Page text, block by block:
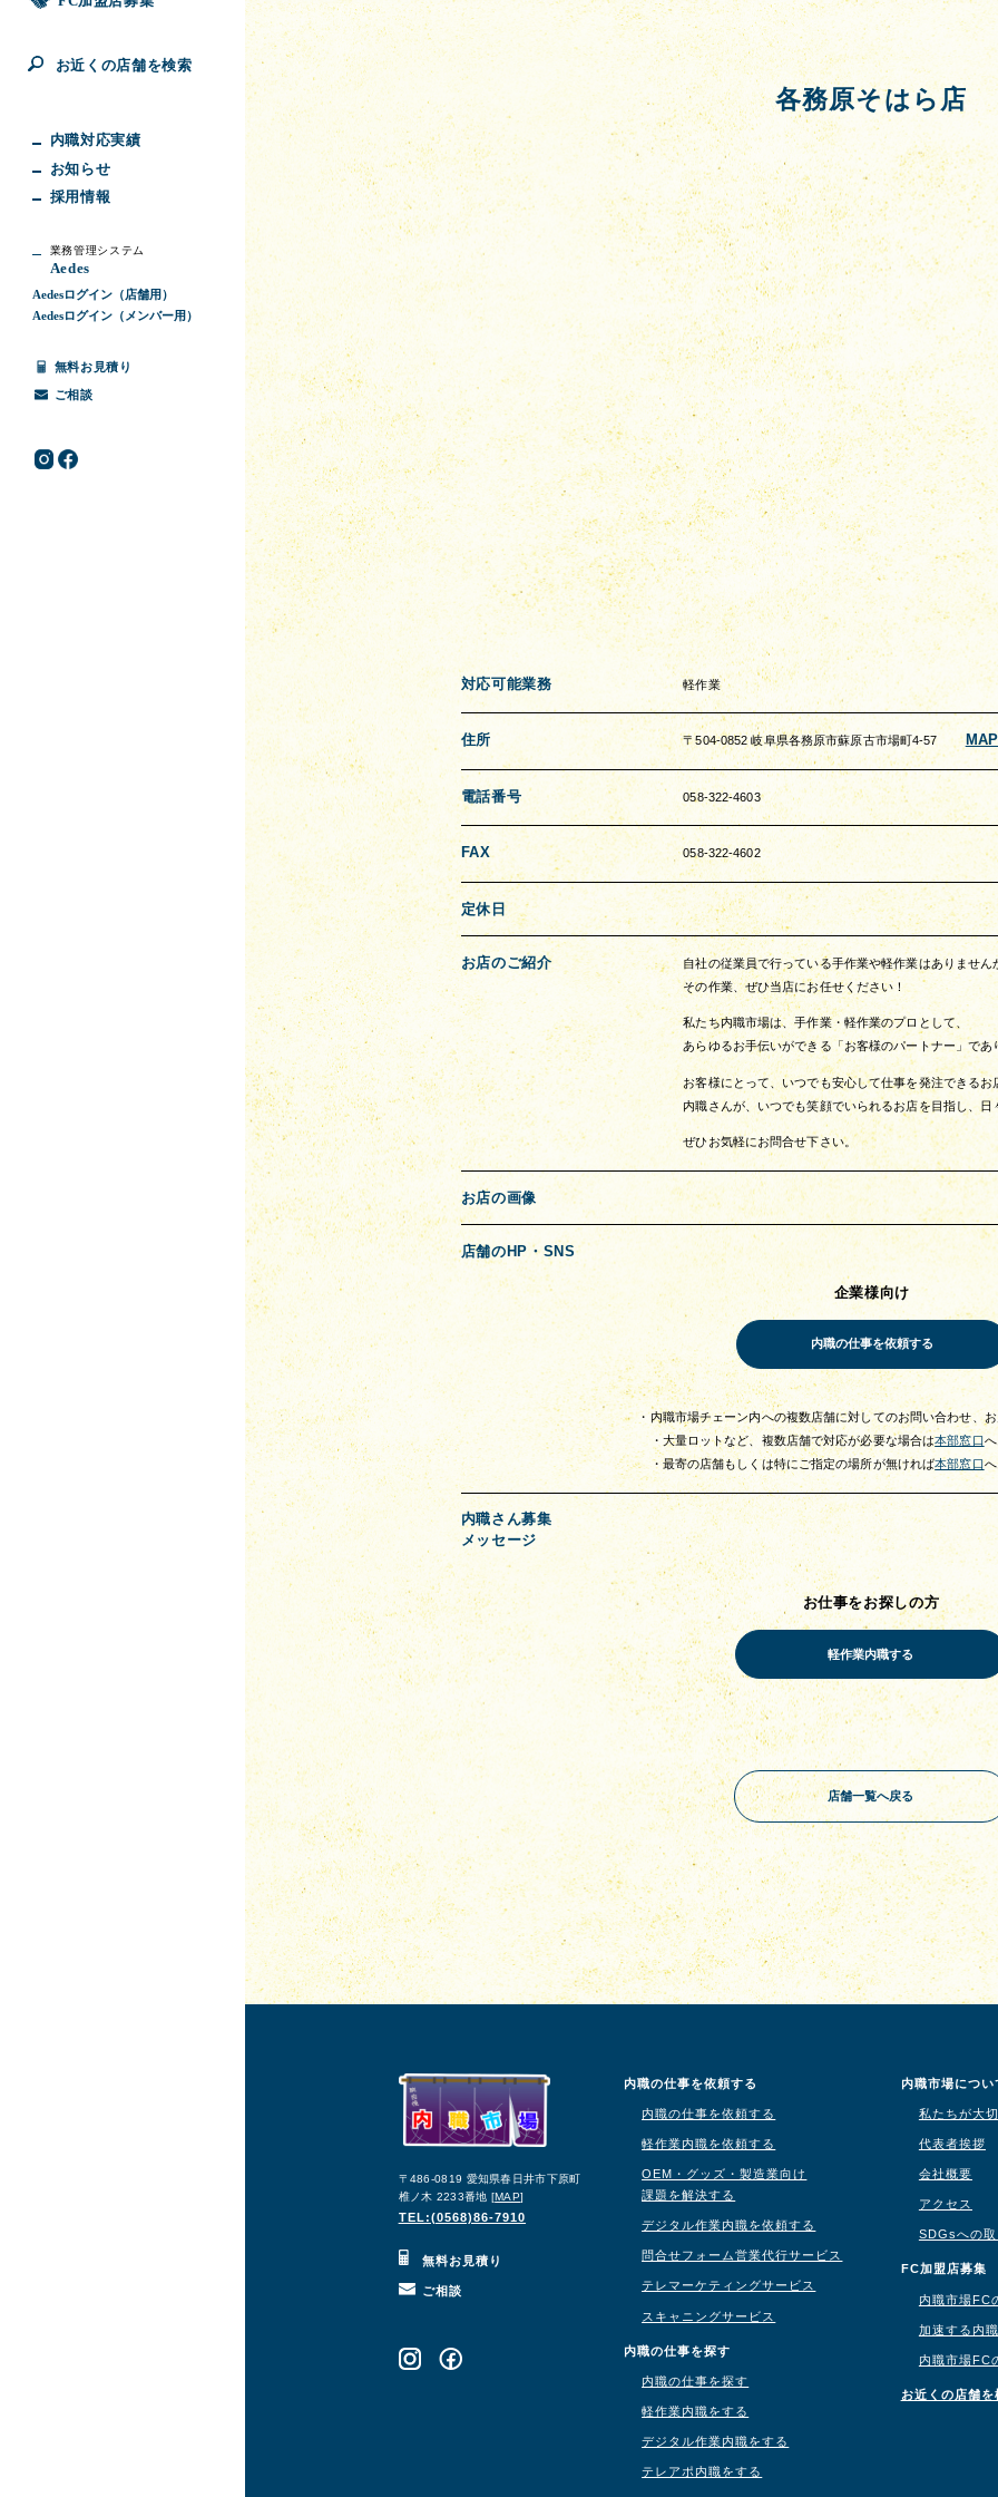
お近くの店舗を検索
内職対応実績
お知らせ
採用情報
業務管理システム
Aedes
Aedesログイン（店舗用）
Aedesログイン（メンバー用）
無料お見積り
ご相談
各務原そはら店
対応可能業務 軽作業
住所 〒504-0852 岐阜県各務原市蘇原古市場町4-57 MAP
電話番号 058-322-4603
FAX 058-322-4602
定休日
お店のご紹介
自社の従業員で行っている手作業や軽作業はありません
その作業、ぜひ当店にお任せください！
私たち内職市場は、手作業・軽作業のプロとして、
あらゆるお手伝いができる「お客様のパートナー」であ
お客様にとって、いつでも安心して仕事を発注できるお
内職さんが、いつでも笑顔でいられるお店を目指し、日
ぜひお気軽にお問合せ下さい。
お店の画像
店舗のHP・SNS
企業様向け
・内職市場チェーン内への複数店舗に対してのお問い合わせ、
・大量ロットなど、複数店舗で対応が必要な場合は本部窓口
・最寄の店舗もしくは特にご指定の場所が無ければ本部窓口
内職さん募集
メッセージ
お仕事をお探しの方
店舗一覧へ戻る
〒486-0819 愛知県春日井市下原町
椎ノ木 2233番地 [MAP]
TEL:(0568)86-7910
無料お見積り
ご相談
内職の仕事を依頼する
内職の仕事を依頼する
軽作業内職を依頼する
OEM・グッズ・製造業向け
課題を解決する
デジタル作業内職を依頼する
問合せフォーム営業代行サービス
テレマーケティングサービス
スキャニングサービス
内職の仕事を探す
内職の仕事を探す
軽作業内職をする
デジタル作業内職をする
テレアポ内職をする
内職市場につい
私たちが大
代表者挨拶
会社概要
アクセス
SDGsへの
FC加盟店募集
内職市場FC
加速する内
内職市場FC
お近くの店舗を